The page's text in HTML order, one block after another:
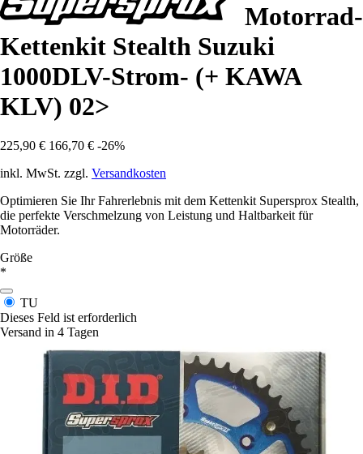
Motorrad-
Kettenkit Stealth Suzuki
1000DLV-Strom- (+ KAWA
KLV) 02>
225,90 € 166,70 € -26%
inkl. MwSt. zzgl. Versandkosten
Optimieren Sie Ihr Fahrerlebnis mit dem Kettenkit Supersprox Stealth,
die perfekte Verschmelzung von Leistung und Haltbarkeit für
Motorräder.
Größe
*
TU
Dieses Feld ist erforderlich
Versand in 4 Tagen